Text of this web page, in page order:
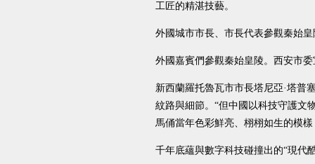
工匠的精湛技藝。
外國城市市長、市長代表參觀秦始
外國嘉賓們參觀秦始皇陵。西安市
新西蘭羅托魯瓦市市長塔尼亞·塔普
紋路與細節。“但中國以科技守護文
馬俑當年色彩鮮亮、栩栩如生的模
千年底蘊與數字科技碰撞出的“現代